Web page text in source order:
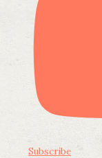
Subscribe